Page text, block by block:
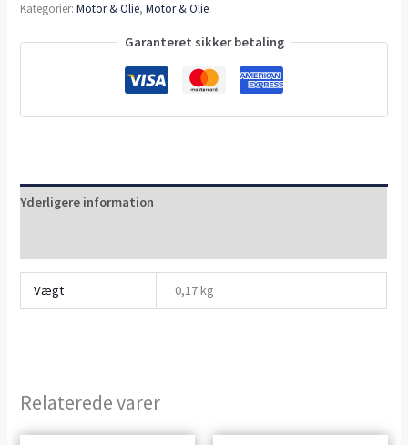
Kategorier:Motor & Olie,Motor & Olie
Garanteret sikker betaling
Yderligere information
Vægt 0,17 kg
Relaterede varer